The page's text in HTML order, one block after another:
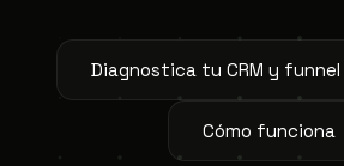
Diagnostica tu CRM y
Cómo funciona